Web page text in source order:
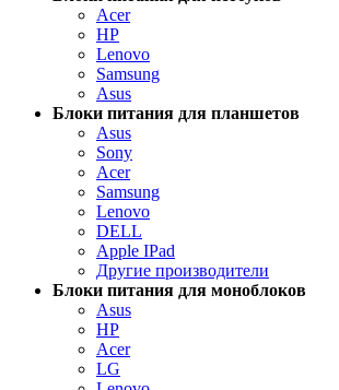
Acer
HP
Lenovo
Samsung
Asus
Блоки питания для планшетов
Asus
Sony
Acer
Samsung
Lenovo
DELL
Apple IPad
Другие производители
Блоки питания для моноблоков
Asus
HP
Acer
LG